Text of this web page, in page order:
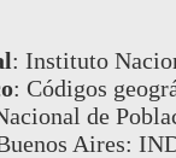
: Instituto
: Códigos
de
Aires: